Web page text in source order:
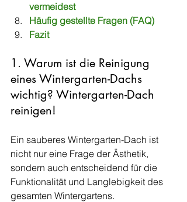
vermeidest
Häufig gestellte Fragen (FAQ)
Fazit
1. Warum ist die Reinigung
eines Wintergarten-Dachs
wichtig? Wintergarten-Dach
reinigen!
Ein sauberes Wintergarten-Dach ist
nicht nur eine Frage der Ästhetik,
sondern auch entscheidend für die
Funktionalität und Langlebigkeit des
gesamten Wintergartens.